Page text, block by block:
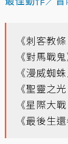
《刺客教
《對馬戰鬼
《漫威蜘
《聖靈之光
《星際大
《最後生